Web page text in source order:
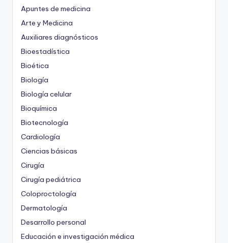
Apuntes de medicina
Arte y Medicina
Auxiliares diagnósticos
Bioestadística
Bioética
Biología
Biología celular
Bioquímica
Biotecnología
Cardiología
Ciencias básicas
Cirugía
Cirugía pediátrica
Coloproctología
Dermatología
Desarrollo personal
Educación e investigación médica